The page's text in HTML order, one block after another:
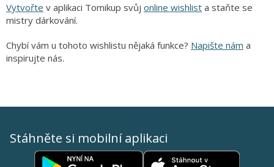
Vytvořte v aplikaci Tomikup svůj online wishlist a staňte se
mistry dárkování.
Chybí vám u tohoto wishlistu nějaká funkce? Napište nám a
inspirujte nás.
Stáhněte si mobilní aplikaci